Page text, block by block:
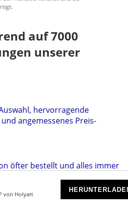
von Holyart
auf7000
unserer
hervorragende
angemessenes Preis-
öfter bestellt und alles immer